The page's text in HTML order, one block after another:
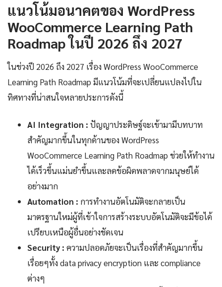
แนวโน้มอนาคตของ WordPress
WooCommerce Learning Path
Roadmap ในปี 2026 ถึง 2027
ในช่วงปี 2026 ถึง 2027 เรื่อง WordPress WooCommerce
Learning Path Roadmap มีแนวโน้มที่จะเปลี่ยนแปลงไปใน
ทิศทางที่น่าสนใจหลายประการดังนี้
AI Integration : ปัญญาประดิษฐ์จะเข้ามามีบทบาท
สำคัญมากขึ้นในทุกด้านของ WordPress
WooCommerce Learning Path Roadmap ช่วยให้ทำงาน
ได้เร็วขึ้นแม่นยำขึ้นและลดข้อผิดพลาดจากมนุษย์ได้
อย่างมาก
Automation : การทำงานอัตโนมัติจะกลายเป็น
มาตรฐานใหม่ผู้ที่เข้าใจการสร้างระบบอัตโนมัติจะมีข้อได้
เปรียบเหนือผู้อื่นอย่างชัดเจน
Security : ความปลอดภัยจะเป็นเรื่องที่สำคัญมากขึ้น
เรื่อยๆทั้ง data privacy encryption และ compliance
ต่างๆ